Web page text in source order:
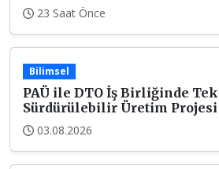
23 Saat Önce
Bilimsel
PAÜ ile DTO İş Birliğinde
Sürdürülebilir Üretim
03.08.2026